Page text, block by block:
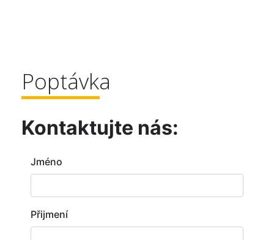
Poptávka
Kontaktujte nás:
Jméno
Přijmení